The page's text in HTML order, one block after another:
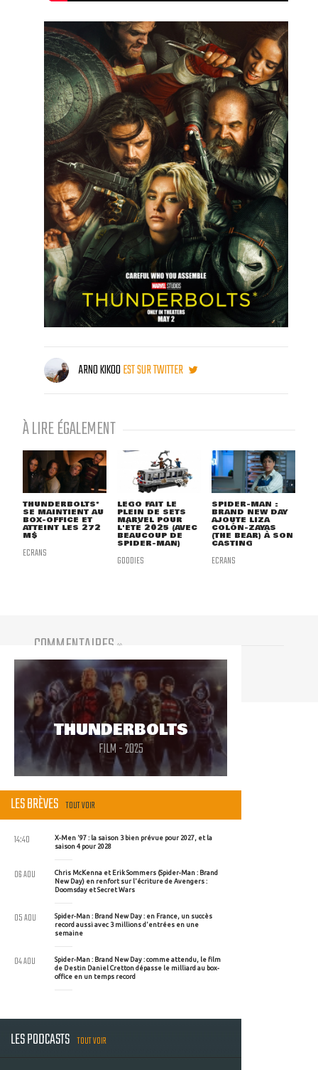
ARNO KIKOOEST SUR TWITTER
À LIRE ÉGALEMENT
THUNDERBOLTS*
SE MAINTIENT AU
BOX-OFFICE ET
ATTEINT LES 272
M$
ECRANS
LEGO FAIT LE
PLEIN DE SETS
MARVEL POUR
L'ÉTÉ 2025 (AVEC
BEAUCOUP DE
SPIDER-MAN)
GOODIES
SPIDER-MAN :
BRAND NEW DAY
AJOUTE LIZA
COLÓN-ZAYAS
(THE BEAR) À SON
CASTING
ECRANS
COMMENTAIRES (0)
Vous devez être connecté pour participer
THUNDERBOLTS
FILM - 2025
LES BRÈVES TOUT VOIR
X-Men '97 : la saison 3 bien prévue pour 2027, et la
saison 4 pour 2028
14:40
Chris McKenna et Erik Sommers (Spider-Man : Brand
New Day) en renfort sur l'écriture de Avengers :
Doomsday et Secret Wars
06 AOU
Spider-Man : Brand New Day : en France, un succès
record aussi avec 3 millions d'entrées en une
semaine
05 AOU
Spider-Man : Brand New Day : comme attendu, le film
de Destin Daniel Cretton dépasse le milliard au box-
office en un temps record
04 AOU
LES PODCASTS TOUT VOIR